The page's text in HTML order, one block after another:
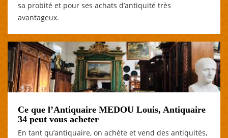
sa probité et pour ses achats d’antiquité très
avantageux.
Ce que l’Antiquaire MEDOU Louis, Antiquaire
34 peut vous acheter
En tant qu’antiquaire, on achète et vend des antiquités,